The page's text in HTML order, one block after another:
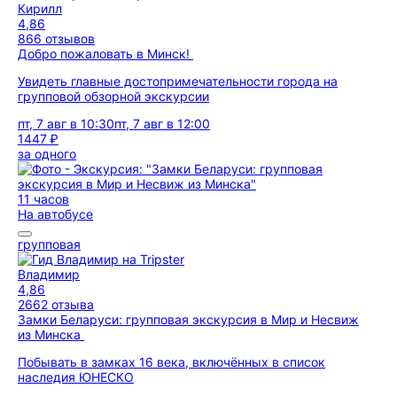
Кирилл
4,86
866 отзывов
Добро пожаловать в Минск!
Увидеть главные достопримечательности города на
групповой обзорной экскурсии
пт, 7 авг в 10:30пт, 7 авг в 12:00
1447 ₽
за одного
11 часов
На автобусе
групповая
Владимир
4,86
2662 отзыва
Замки Беларуси: групповая экскурсия в Мир и Несвиж
из Минска
Побывать в замках 16 века, включённых в список
наследия ЮНЕСКО